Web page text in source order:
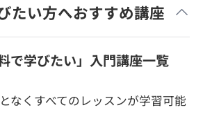
たい方へおすすめ講座
で学びたい」入門講座一覧
なくすべてのレッスンが学習可能